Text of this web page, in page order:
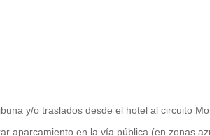
y/o traslados desde el hotel al circuito
aparcamiento en la vía pública (en zonas